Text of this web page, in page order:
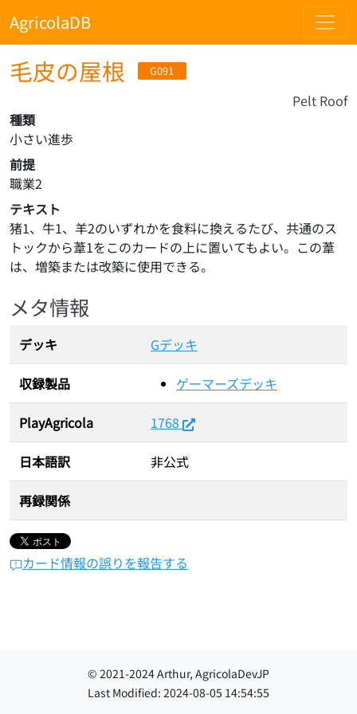
AgricolaDB
毛皮の屋根 G091
Pelt Roof
種類
小さい進歩
前提
職業2
テキスト
猪1、牛1、羊2のいずれかを食料に換えるたび、共通のス
トックから葦1をこのカードの上に置いてもよい。この葦
は、増築または改築に使用できる。
メタ情報
デッキ Gデッキ
収録製品 ゲーマーズデッキ
PlayAgricola 1768
日本語訳 非公式
再録関係
カード情報の誤りを報告する
© 2021-2024Arthur, AgricolaDevJP
Last Modified: 2024-08-05 14:54:55